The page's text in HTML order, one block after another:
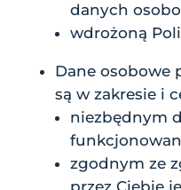
danych
wdrożoną
Dane osobowe
są w zakresie i
niezbędnym
zgodnym ze
przez Ciebie